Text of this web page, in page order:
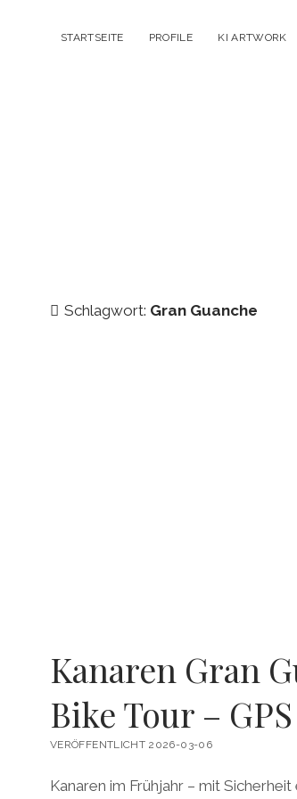
STARTSEITE PROFILE KI ARTWORK
Schlagwort: Gran Guanche
Kanaren Gran
Bike Tour –
VERÖFFENTLICHT 2026-03-06
Kanaren im Frühjahr – mit